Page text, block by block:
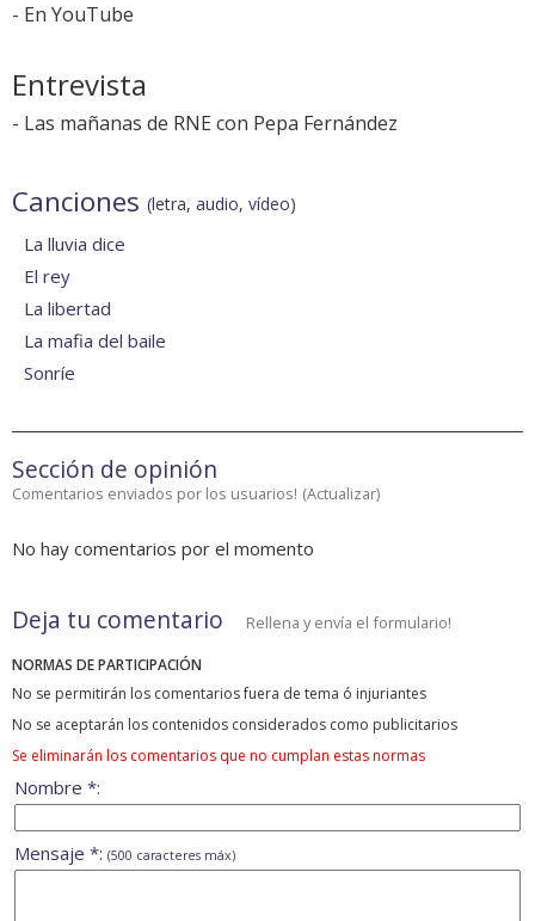
- En YouTube
Entrevista
- Las mañanas de RNE con Pepa Fernández
Canciones (letra, audio, vídeo)
La lluvia dice
El rey
La libertad
La mafia del baile
Sonríe
Sección de opinión
Comentarios enviados por los usuarios! (Actualizar)
No hay comentarios por el momento
Deja tu comentario Rellena y envía el formulario!
NORMAS DE PARTICIPACIÓN
No se permitirán los comentarios fuera de tema ó injuriantes
No se aceptarán los contenidos considerados como publicitarios
Se eliminarán los comentarios que no cumplan estas normas
Nombre *:
Mensaje *: (500 caracteres máx)